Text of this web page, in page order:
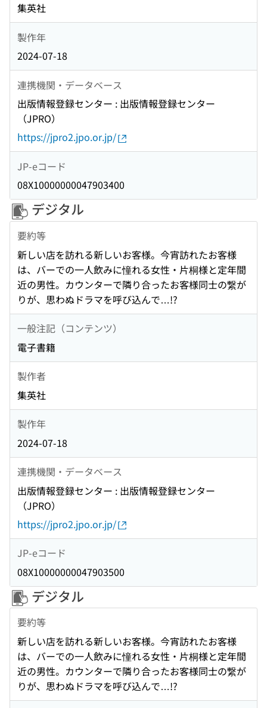
集英社
製作年
2024-07-18
連携機関・データベース
出版情報登録センター : 出版情報登録センター
（JPRO）
https://jpro2.jpo.or.jp/
JP-eコード
08X10000000047903400
デジタル
要約等
新しい店を訪れる新しいお客様。今宵訪れたお客様
は、バーでの一人飲みに憧れる女性・片桐様と定年間
近の男性。カウンターで隣り合ったお客様同士の繋が
りが、思わぬドラマを呼び込んで…!?
一般注記（コンテンツ）
電子書籍
製作者
集英社
製作年
2024-07-18
連携機関・データベース
出版情報登録センター : 出版情報登録センター
（JPRO）
https://jpro2.jpo.or.jp/
JP-eコード
08X10000000047903500
デジタル
要約等
新しい店を訪れる新しいお客様。今宵訪れたお客様
は、バーでの一人飲みに憧れる女性・片桐様と定年間
近の男性。カウンターで隣り合ったお客様同士の繋が
りが、思わぬドラマを呼び込んで…!?